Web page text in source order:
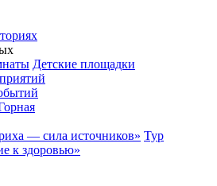
Детские площадки
— сила источников» Тур
к здоровью»